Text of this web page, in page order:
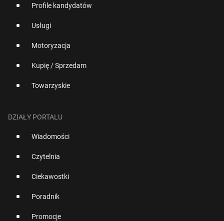
Profile kandydatów
Usługi
Motoryzacja
Kupię / Sprzedam
Towarzyskie
DZIAŁY PORTALU
Wiadomości
Czytelnia
Ciekawostki
Poradnik
Promocje